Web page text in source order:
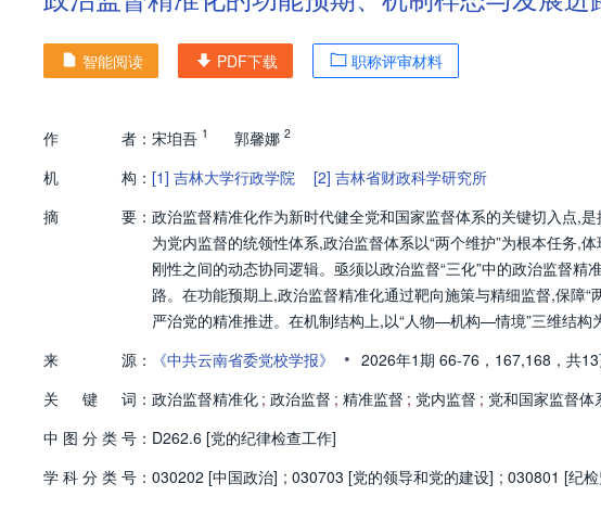
智能阅读 PDF下载 职称评审材料
作 者： 宋垍吾 1 郭馨娜 2
机 构： [1] 吉林大学行政学院 [2] 吉林省财政科学研究所
摘
要： 政治监督精准化作为新时代健全党和国家监督体系的关键切入点,
为党内监督的统领性体系,政治监督体系以“两个维护”为根本任务,
刚性之间的动态协同逻辑。亟须以政治监督“三化”中的政治监督
路。在功能预期上,政治监督精准化通过靶向施策与精细监督,保障
严治党的精准推进。在机制结构上,以“人物—机构—情境”三维结构
态。在发展进路上,须通过自然语言处理与风险预警模型构建技术
领域、金融领域等新兴重点领域的战略聚焦,构建“风腐同查同治”
来 源： 《中共云南省委党校学报》 • 2026年1期 66-76， 167,168， 共
关
键 词： 政治监督精准化 ; 政治监督 ; 精准监督 ; 党内监督 ; 党和国家监督体
中 图 分 类 号： D262.6 [党的纪律检查工作]
学 科 分 类 号： 030202 [中国政治] ; 030703 [党的领导和党的建设] ; 030801 [纪